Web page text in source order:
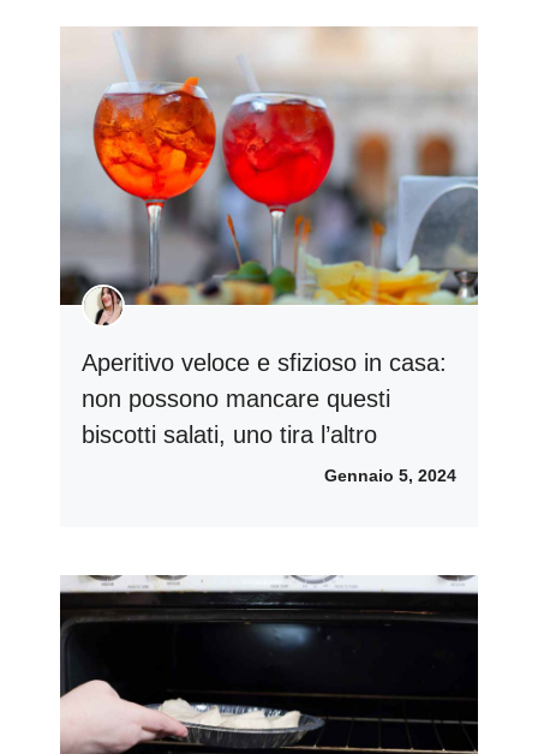
Aperitivo veloce e sfizioso in casa:
non possono mancare questi
biscotti salati, uno tira l’altro
Gennaio 5, 2024